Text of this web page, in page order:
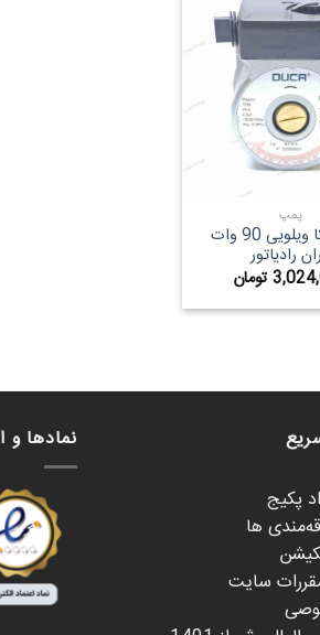
پمپ
پمپ دوکا ویلویی 90 وات
رادیاتور
تومان
پکیج
ها
سایت
نمادها و